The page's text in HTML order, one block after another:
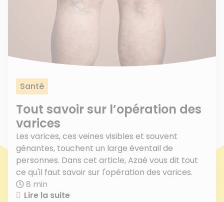
Santé
Tout savoir sur l’opération des
varices
Les varices, ces veines visibles et souvent
gênantes, touchent un large éventail de
personnes. Dans cet article, Azaé vous dit tout
ce qu'il faut savoir sur l'opération des varices.
8 min
Lire la suite